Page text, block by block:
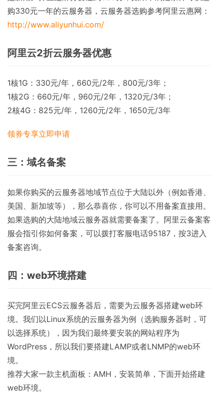
购330元一年的云服务器，云服务器选购参考阿里云惠网：
http://www.aliyunhui.com/
阿里云2折云服务器优惠
1核1G：330元/年，660元/2年，800元/3年；
1核2G：660元/年，960元/2年，1320元/3年；
2核4G：825元/年，1260元/2年，1650元/3年
领券专享立即申请
三：域名备案
如果你购买的云服务器地域节点位于大陆以外（例如香港、
美国、新加坡等），那么恭喜你，你可以不用备案直接用。
如果选购的大陆地域云服务器就需要备案了。阿里云备案客
服会指引你如何备案，可以拨打客服电话95187，按3进入
备案咨询。
四：web环境搭建
买完阿里云ECS云服务器后，需要为云服务器搭建web环
境。我们以Linux系统的云服务器为例（选购服务器时，可
以选择系统），因为我们最终要安装的网站程序为
WordPress，所以我们要搭建LAMP或者LNMP的web环
境。
推荐大家一款主机面板：AMH，安装简单，下面开始搭建
web环境。